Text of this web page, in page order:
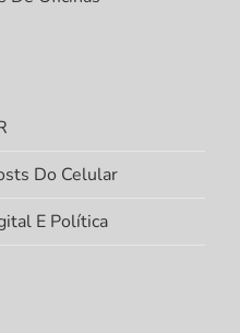
Do Celular
E Política